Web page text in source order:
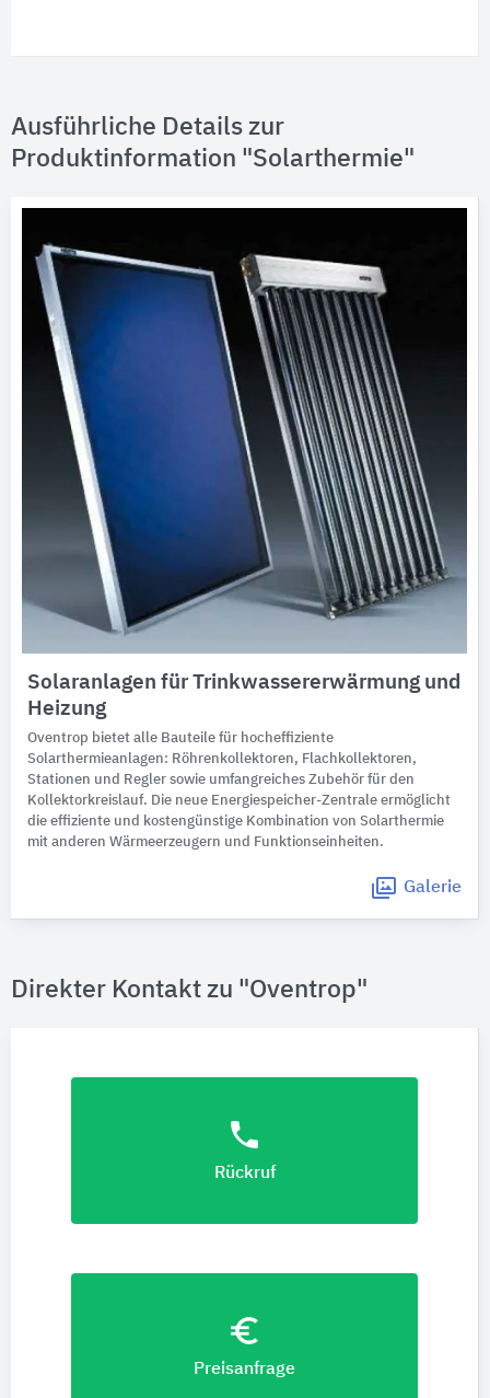
Ausführliche Details zur
Produktinformation "Solarthermie"
Solaranlagen für Trinkwassererwärmung und
Heizung
Oventrop bietet alle Bauteile für hocheffiziente
Solarthermieanlagen: Röhrenkollektoren, Flachkollektoren,
Stationen und Regler sowie umfangreiches Zubehör für den
Kollektorkreislauf. Die neue Energiespeicher-Zentrale ermöglicht
die effiziente und kostengünstige Kombination von Solarthermie
mit anderen Wärmeerzeugern und Funktionseinheiten.
Galerie
Direkter Kontakt zu "Oventrop"
phone
Rückruf
euro_symbol
Preisanfrage